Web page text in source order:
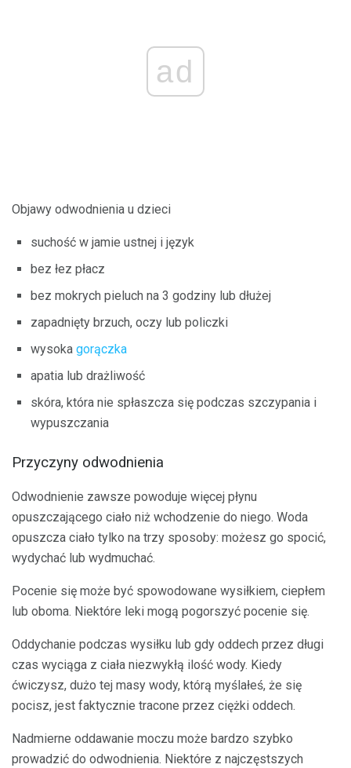
ad
Objawy odwodnienia u dzieci
suchość w jamie ustnej i język
bez łez płacz
bez mokrych pieluch na 3 godziny lub dłużej
zapadnięty brzuch, oczy lub policzki
wysoka gorączka
apatia lub drażliwość
skóra, która nie spłaszcza się podczas szczypania i
wypuszczania
Przyczyny odwodnienia
Odwodnienie zawsze powoduje więcej płynu
opuszczającego ciało niż wchodzenie do niego. Woda
opuszcza ciało tylko na trzy sposoby: możesz go spocić,
wydychać lub wydmuchać.
Pocenie się może być spowodowane wysiłkiem, ciepłem
lub oboma. Niektóre leki mogą pogorszyć pocenie się.
Oddychanie podczas wysiłku lub gdy oddech przez długi
czas wyciąga z ciała niezwykłą ilość wody. Kiedy
ćwiczysz, dużo tej masy wody, którą myślałeś, że się
pocisz, jest faktycznie tracone przez ciężki oddech.
Nadmierne oddawanie moczu może bardzo szybko
prowadzić do odwodnienia. Niektóre z najczęstszych